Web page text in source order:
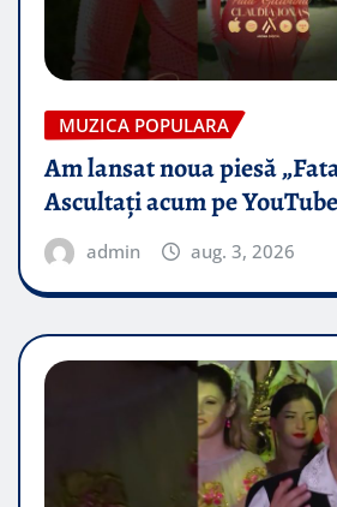
MUZICA POPULARA
Am lansat noua piesă
Ascultați acum pe
admin aug. 3, 2026